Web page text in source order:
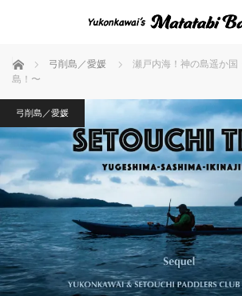
ホーム 弓削島／愛媛
瀬戸内海！神の島遥か国
島！〜
弓削島／愛媛